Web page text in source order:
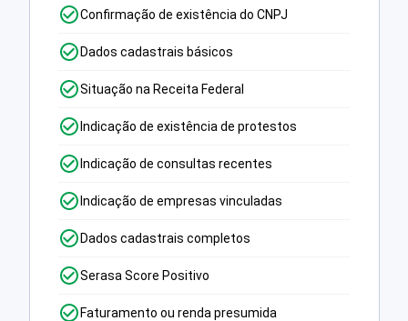
Confirmação de existência do CNPJ
Dados cadastrais básicos
Situação na Receita Federal
Indicação de existência de protestos
Indicação de consultas recentes
Indicação de empresas vinculadas
Dados cadastrais completos
Serasa Score Positivo
Faturamento ou renda presumida